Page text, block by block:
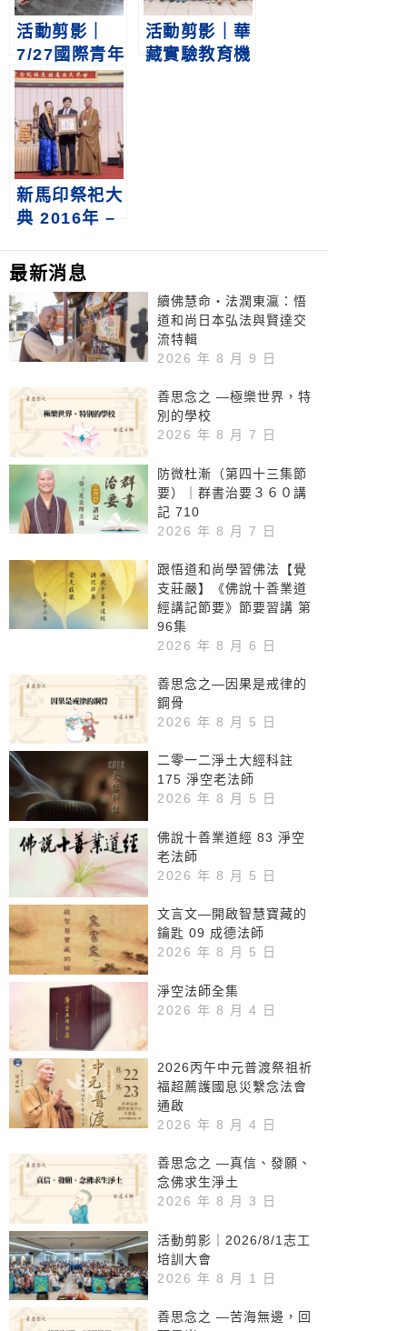
活動剪影｜
7/27國際青年
禪學營蒞臨參
觀淨空老法師
文物展
活動剪影｜華
藏實驗教育機
新馬印祭祀大
典 2016年 –
最新消息
續佛慧命‧法潤東瀛：悟
道和尚日本弘法與賢達交
流特輯
2026 年 8 月 9 日
善思念之 —極樂世界，特
別的學校
2026 年 8 月 7 日
防微杜漸（第四十三集節
要）｜群書治要３６０講
記 710
2026 年 8 月 7 日
跟悟道和尚學習佛法【覺
支莊嚴】《佛說十善業道
經講記節要》節要習講 第
96集
2026 年 8 月 6 日
善思念之—因果是戒律的
鋼骨
2026 年 8 月 5 日
二零一二淨土大經科註
175 淨空老法師
2026 年 8 月 5 日
佛說十善業道經 83 淨空
老法師
2026 年 8 月 5 日
文言文—開啟智慧寶藏的
鑰匙 09 成德法師
2026 年 8 月 5 日
淨空法師全集
2026 年 8 月 4 日
2026丙午中元普渡祭祖祈
福超薦護國息災繫念法會
通啟
2026 年 8 月 4 日
善思念之 —真信、發願、
念佛求生淨土
2026 年 8 月 3 日
活動剪影｜2026/8/1志工
培訓大會
2026 年 8 月 1 日
善思念之 —苦海無邊，回